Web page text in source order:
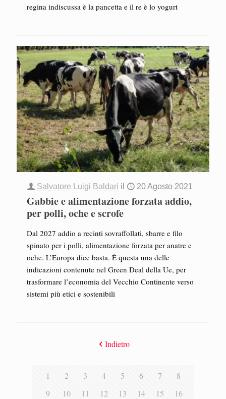
regina indiscussa è la pancetta e il re è lo yogurt
Salvatore Luigi Baldari il 20 Agosto 2021
Gabbie e alimentazione forzata addio,
per polli, oche e scrofe
Dal 2027 addio a recinti sovraffollati, sbarre e filo
spinato per i polli, alimentazione forzata per anatre e
oche. L’Europa dice basta. È questa una delle
indicazioni contenute nel Green Deal della Ue, per
trasformare l’economia del Vecchio Continente verso
sistemi più etici e sostenibili
Indietro
1 2 3 4 5 6 7
8
9
10 11 12 13 14 15
16